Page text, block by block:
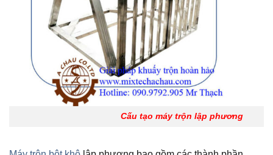
Cấu tạo máy trộn lập phương